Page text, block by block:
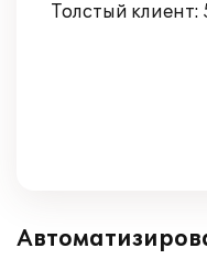
Толстый клиент: